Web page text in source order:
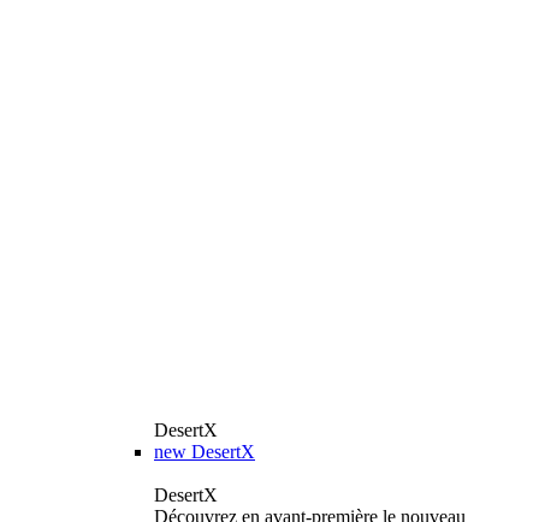
DesertX
new DesertX
DesertX
Découvrez en avant-première le nouveau